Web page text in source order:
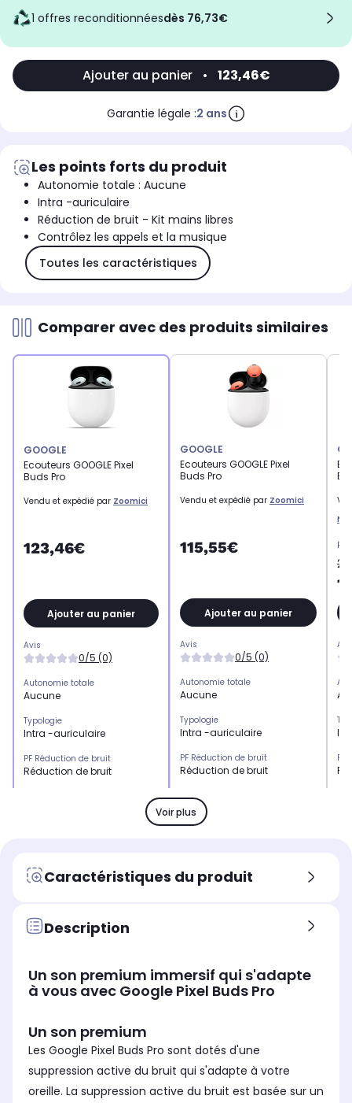
1 offres reconditionnées dès 76,73€
Ajouter au panier • 123,46€
Garantie légale :2 ans
Les points forts du produit
Autonomie totale : Aucune
Intra -auriculaire
Réduction de bruit - Kit mains libres
Contrôlez les appels et la musique
Toutes les caractéristiques
Comparer avec des produits similaires
GOOGLE
Ecouteurs GOOGLE Pixel
Buds Pro
Vendu et expédié par Zoomici
123,46€
Ajouter au panier
Avis
0/5 (0)
Autonomie totale
Aucune
Typologie
Intra -auriculaire
PF Réduction de bruit
Réduction de bruit
Confort d'écoute
Autonomie totale
Aucune
Aucune
Temps de charge des écouteurs
Charge rapide des écouteurs
Non communiqué
GOOGLE
Ecouteurs GOOGLE Pixel
Buds Pro
Vendu et expédié par Zoomici
115,55€
Ajouter au panier
Avis
0/5 (0)
Autonomie totale
Aucune
Typologie
Intra -auriculaire
PF Réduction de bruit
Réduction de bruit
Kit mains libres
Oui
Confort d'écoute
Aucune
Temps de charge des écouteurs
Non communiqué
PF
Voir plus
Caractéristiques du produit
Description
Un son premium immersif qui s'adapte
à vous avec Google Pixel Buds Pro
Un son premium
Les Google Pixel Buds Pro sont dotés d'une
suppression active du bruit qui s'adapte à votre
oreille. La suppression active du bruit est basée sur un